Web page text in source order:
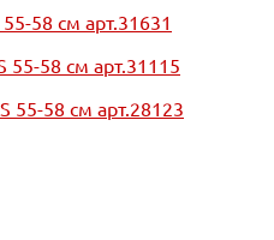
58 см арт.31631
55-58 см арт.31115
55-58 см арт.28123